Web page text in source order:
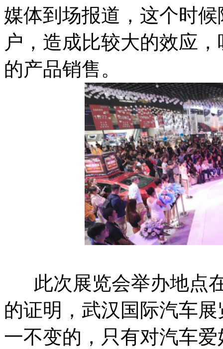
媒体到场报道，这个时
户，造成比较大的效应
的产品销售。
此次展览会举办地点
的证明，武汉国际汽车
一不变的，只有对汽车